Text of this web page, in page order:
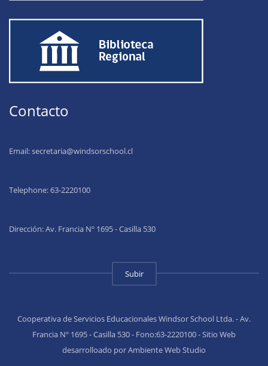
Contacto
Email:secretaria@windsorschool.cl
Telephone: 63-2220100
Dirección: Av. Francia Nº 1695 - Casilla 530
Subir
Cooperativa de Servicios Educacionales Windsor School Ltda. - Av.
Francia Nº 1695 - Casilla 530 - Fono:63-2220100 - Sitio Web
desarrolloado por Ambiente Web Studio